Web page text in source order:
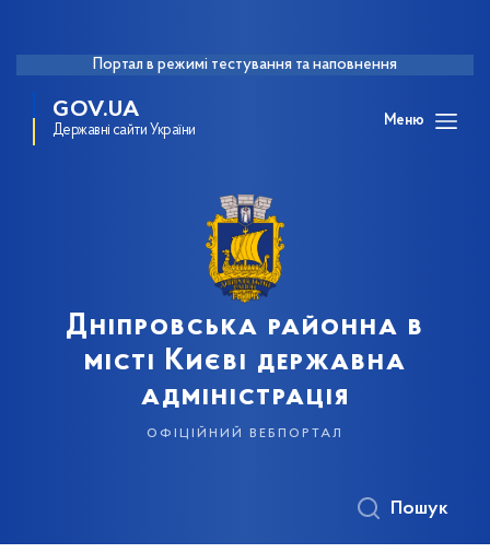
Портал в режимі тестування та наповнення
GOV.UA
Державні сайти України
Меню
Дніпровська районна в
місті Києві державна
адміністрація
офіційний вебпортал
Пошук